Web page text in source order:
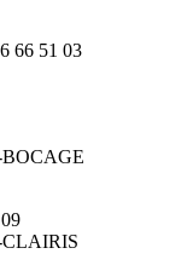
66 51 03
BOCAGE
CLAIRIS